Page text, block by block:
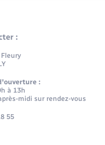
:
:
à 13h
midi sur rendez-vous
55